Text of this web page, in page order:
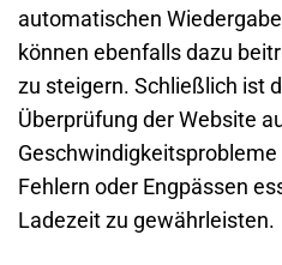
automatischen
können ebenfalls dazu
zu steigern. Schließlich ist
Überprüfung der Website
Fehlern oder Engpässen
Ladezeit zu gewährleisten.